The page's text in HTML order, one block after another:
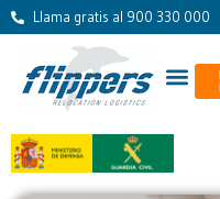
Llama gratis al 900 330 000